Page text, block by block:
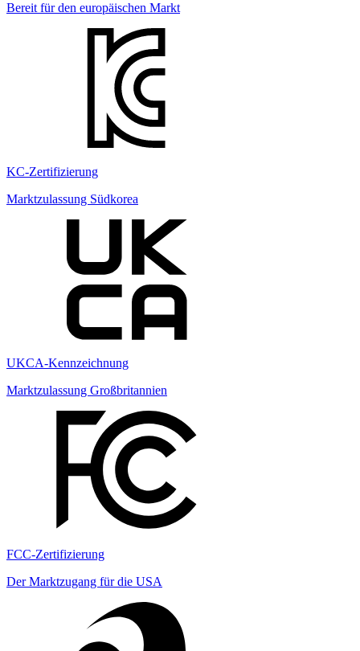
Bereit für den europäischen Markt
KC-Zertifizierung
Marktzulassung Südkorea
UKCA-Kennzeichnung
Marktzulassung Großbritannien
FCC-Zertifizierung
Der Marktzugang für die USA